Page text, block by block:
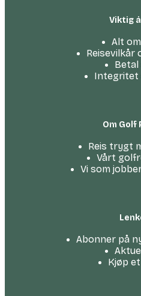
Viktig
Alt
Reisevilkår
Betal
Integritet
Om Golf
Reis trygt
Vårt
Vi som
Abonner på
Kjøp